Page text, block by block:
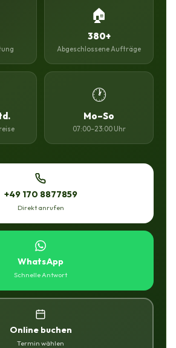
🏠
380+
Abgeschlossene Aufträge
🕐
Mo–So
07:00–23:00 Uhr
+49 170 8877859
Direkt anrufen
WhatsApp
Schnelle Antwort
Online buchen
Termin wählen